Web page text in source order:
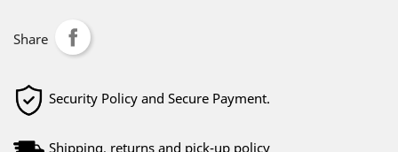
Share
Security Policy and Secure Payment.
Shipping, returns and pick-up policy